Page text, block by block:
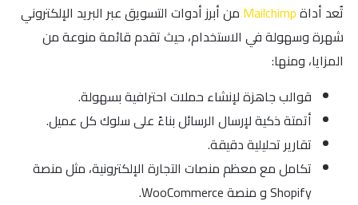
تُعد أداةMailchimp من أبرز أدوات التسويق عبر البريد الإلكتروني
شهرة وسهولة في الاستخدام، حيث تقدم قائمة منوعة من
المزايا، ومنها:
قوالب جاهزة لإنشاء حملات احترافية بسهولة.
أتمتة ذكية لإرسال الرسائل بناءً على سلوك كل عميل.
تقارير تحليلية دقيقة.
تكامل مع معظم منصات التجارة الإلكترونية، مثل منصة
Shopify و منصة WooCommerce.